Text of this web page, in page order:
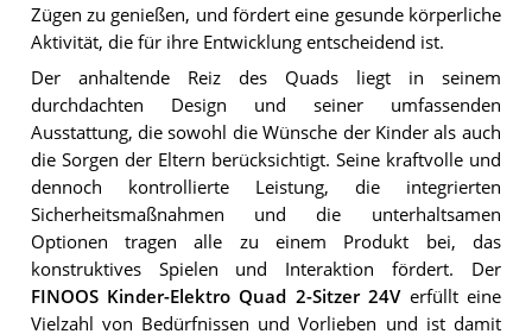
Zügen zu genießen, und fördert eine gesunde körperliche
Aktivität, die für ihre Entwicklung entscheidend ist.
Der anhaltende Reiz des Quads liegt in seinem
durchdachten Design und seiner umfassenden
Ausstattung, die sowohl die Wünsche der Kinder als auch
die Sorgen der Eltern berücksichtigt. Seine kraftvolle und
dennoch kontrollierte Leistung, die integrierten
Sicherheitsmaßnahmen und die unterhaltsamen
Optionen tragen alle zu einem Produkt bei, das
konstruktives Spielen und Interaktion fördert. Der
FINOOS Kinder-Elektro Quad 2-Sitzer 24Verfüllt eine
Vielzahl von Bedürfnissen und Vorlieben und ist damit